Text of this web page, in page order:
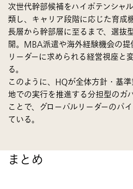
次世代幹部候補をハイポテンシャ
類し、キャリア段階に応じた育成
長層から幹部層に至るまで、選抜
開。MBA派遣や海外経験機会の
リーダーに求められる経営視座と
る。
このように、HQが全体方針・基
地での実行を推進する分担型のガ
ことで、グローバルリーダーのパ
ている。
まとめ